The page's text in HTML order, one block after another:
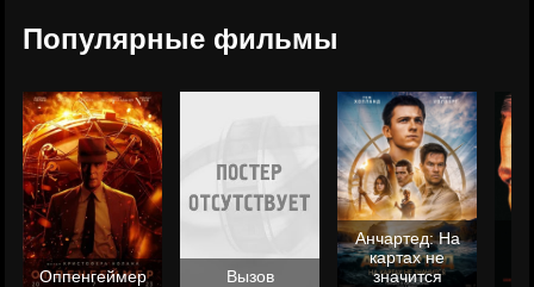
Популярные фильмы
Оппенгеймер Вызов
Анчартед: На
картах не
значится